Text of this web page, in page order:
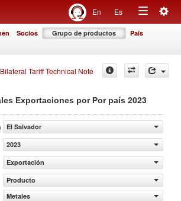
En Es
Toggle
Socios Grupo de productos País
Bilateral Tariff Technical Note
Exportaciones por Por país 2023
El Salvador
2023
Exportación
Producto
Metales